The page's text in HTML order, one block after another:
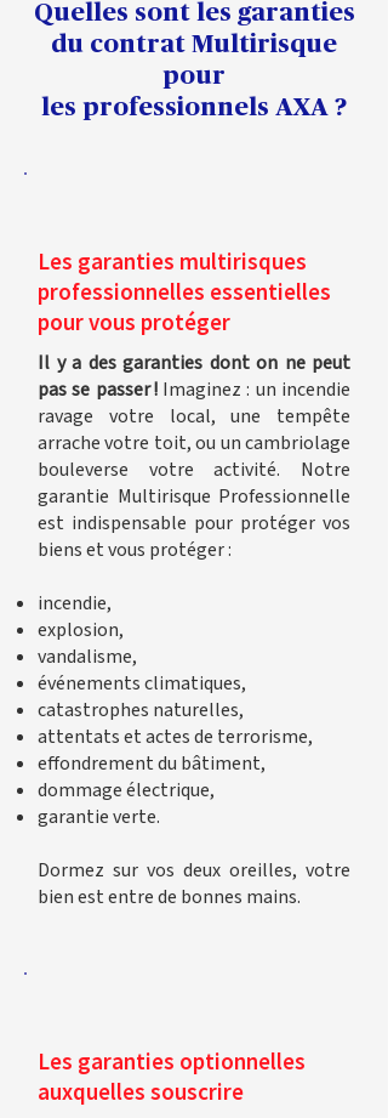
Quelles sont les garanties
du contrat Multirisque
pour
les professionnels AXA ?
Les garanties multirisques
professionnelles essentielles
pour vous protéger
Il y a des garanties dont on ne peut
pas se passer !Imaginez : un incendie
ravage votre local, une tempête
arrache votre toit, ou un cambriolage
bouleverse votre activité. Notre
garantie Multirisque Professionnelle
est indispensable pour protéger vos
biens et vous protéger :
incendie,
explosion,
vandalisme,
événements climatiques,
catastrophes naturelles,
attentats et actes de terrorisme,
effondrement du bâtiment,
dommage électrique,
garantie verte.
Dormez sur vos deux oreilles, votre
bien est entre de bonnes mains.
Les garanties optionnelles
auxquelles souscrire